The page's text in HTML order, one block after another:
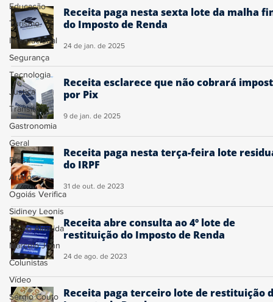
Educação
Turismo
Internacional
Segurança
Tecnologia
Justiça
Trânsito
Gastronomia
Geral
Brasil
Artigos
Ogoiás Verifica
Sidiney Leonis
Pedro Almeida
Marcelo John
Colunistas
Vídeo
Sérgio Couto
Receita paga nesta sexta lote da malha
do Imposto de Renda
24 de jan. de 2025
Receita esclarece que não cobrará
por Pix
9 de jan. de 2025
Receita paga nesta terça-feira lote
do IRPF
31 de out. de 2023
Receita abre consulta ao 4º lote de
restituição do Imposto de Renda
24 de ago. de 2023
Receita paga terceiro lote de restituição